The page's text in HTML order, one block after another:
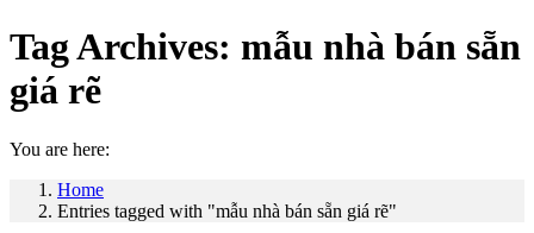
Tag Archives: mẫu nhà bán sẵn
giá rẽ
You are here:
Home
Entries tagged with "mẫu nhà bán sẵn giá rẽ"